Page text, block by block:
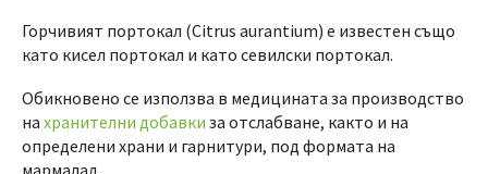
Горчивият портокал (Citrus aurantium) е известен също
като кисел портокал и като севилски портокал.
Обикновено се използва в медицината за производство
на хранителни добавки за отслабване, както и на
определени храни и гарнитури, под формата на
мармалад.